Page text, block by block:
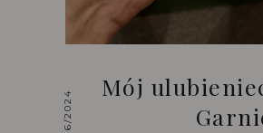
2/16/2024
Mój